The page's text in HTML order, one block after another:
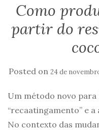
Como
partir do
Posted on 24 de
Um método novo
“recaatingamento” e
No contexto das